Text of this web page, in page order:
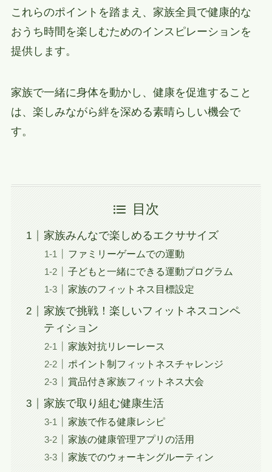
これらのポイントを踏まえ、家族全員で健康的な
おうち時間を楽しむためのインスピレーションを
提供します。
家族で一緒に身体を動かし、健康を促進すること
は、楽しみながら絆を深める素晴らしい機会で
す。
目次
家族みんなで楽しめるエクササイズ
ファミリーゲームでの運動
子どもと一緒にできる運動プログラム
家族のフィットネス目標設定
家族で挑戦！楽しいフィットネスコンペ
ティション
家族対抗リレーレース
ポイント制フィットネスチャレンジ
賞品付き家族フィットネス大会
家族で取り組む健康生活
家族で作る健康レシピ
家族の健康管理アプリの活用
家族でのウォーキングルーティン